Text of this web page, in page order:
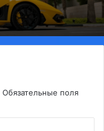
Обязательные поля